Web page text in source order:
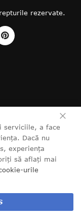
rezervate.
serviciile, a face
Dacă nu
experiența
să aflați mai
urile